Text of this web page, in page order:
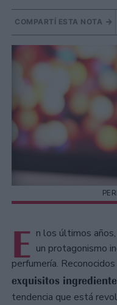
COMPARTÍ ESTA NOTA
E n los últimos
un protagonismo
perfumería.
exquisitos
tendencia que está